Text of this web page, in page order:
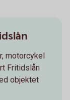
motorcykel
Fritidslån
objektet